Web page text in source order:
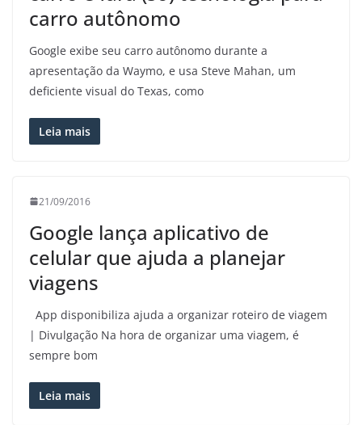
carro autônomo
Google exibe seu carro autônomo durante a
apresentação da Waymo, e usa Steve Mahan, um
deficiente visual do Texas, como
Leia mais
21/09/2016
Google lança aplicativo de
celular que ajuda a planejar
viagens
App disponibiliza ajuda a organizar roteiro de viagem
| Divulgação Na hora de organizar uma viagem, é
sempre bom
Leia mais